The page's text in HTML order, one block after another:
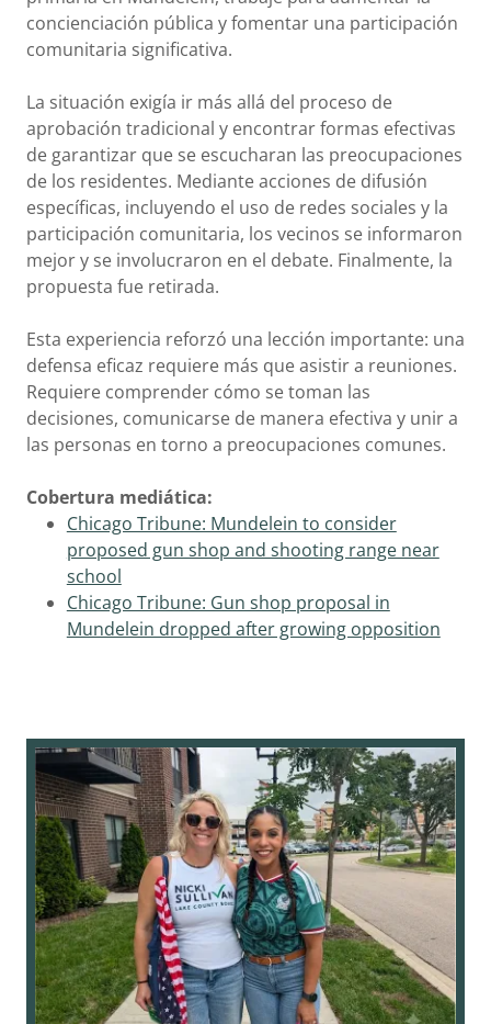
concienciación pública y fomentar una participación
comunitaria significativa.
La situación exigía ir más allá del proceso de
aprobación tradicional y encontrar formas efectivas
de garantizar que se escucharan las preocupaciones
de los residentes. Mediante acciones de difusión
específicas, incluyendo el uso de redes sociales y la
participación comunitaria, los vecinos se informaron
mejor y se involucraron en el debate. Finalmente, la
propuesta fue retirada.
Esta experiencia reforzó una lección importante: una
defensa eficaz requiere más que asistir a reuniones.
Requiere comprender cómo se toman las
decisiones, comunicarse de manera efectiva y unir a
las personas en torno a preocupaciones comunes.
Cobertura mediática:
Chicago Tribune: Mundelein to consider
proposed gun shop and shooting range near
school
Chicago Tribune: Gun shop proposal in
Mundelein dropped after growing opposition